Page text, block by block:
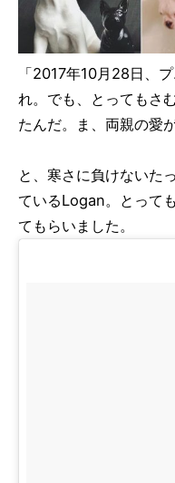
「2017年10月28日、
れ。でも、とってもさ
たんだ。ま、両親の愛
と、寒さに負けないた
ているLogan。とって
てもらいました。